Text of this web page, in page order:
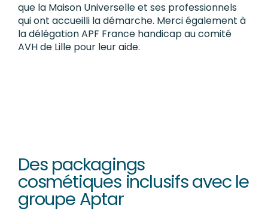
que la Maison Universelle et ses professionnels
qui ont accueilli la démarche. Merci également à
la délégation APF France handicap au comité
AVH de Lille pour leur aide.
Des packagings
cosmétiques inclusifs avec le
groupe Aptar